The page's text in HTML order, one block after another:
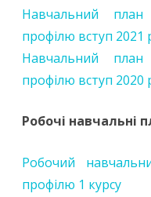
Навчальний план
профілю вступ 2021
Навчальний план
профілю вступ 2020
Робочі навчальні
Робочий
профілю 1 курсу